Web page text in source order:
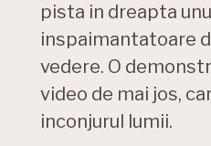
pista in dreapta
inspaimantatoare
vedere. O
video de mai jos,
inconjurul lumii.